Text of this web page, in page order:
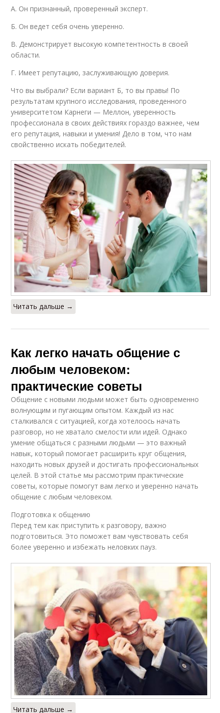
A. Он признанный, проверенный эксперт.
Б. Он ведет себя очень уверенно.
В. Демонстрирует высокую компетентность в своей
области.
Г. Имеет репутацию, заслуживающую доверия.
Что вы выбрали? Если вариант Б, то вы правы! По
результатам крупного исследования, проведенного
университетом Карнеги — Меллон, уверенность
профессионала в своих действиях гораздо важнее, чем
его репутация, навыки и умения! Дело в том, что нам
свойственно искать победителей.
Читать дальше →
Как легко начать общение с
любым человеком:
практические советы
Общение с новыми людьми может быть одновременно
волнующим и пугающим опытом. Каждый из нас
сталкивался с ситуацией, когда хотелоось начать
разговор, но не хватало смелости или идей. Однако
умение общаться с разными людьми — это важный
навык, который помогает расширить круг общения,
находить новых друзей и достигать профессиональных
целей. В этой статье мы рассмотрим практические
советы, которые помогут вам легко и уверенно начать
общение с любым человеком.
Подготовка к общению
Перед тем как приступить к разговору, важно
подготовиться. Это поможет вам чувствовать себя
более уверенно и избежать неловких пауз.
Читать дальше →